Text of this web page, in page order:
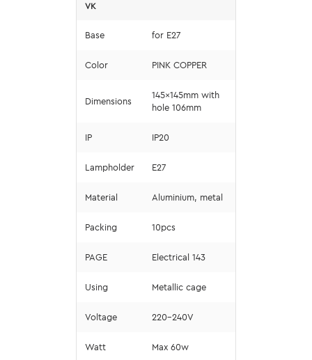
VK
Base for E27
Color PINK COPPER
Dimensions
145x145mm with
hole 106mm
IP IP20
Lampholder E27
Material Aluminium, metal
Packing 10pcs
PAGE Electrical 143
Using Metallic cage
Voltage 220-240V
Watt Max 60w